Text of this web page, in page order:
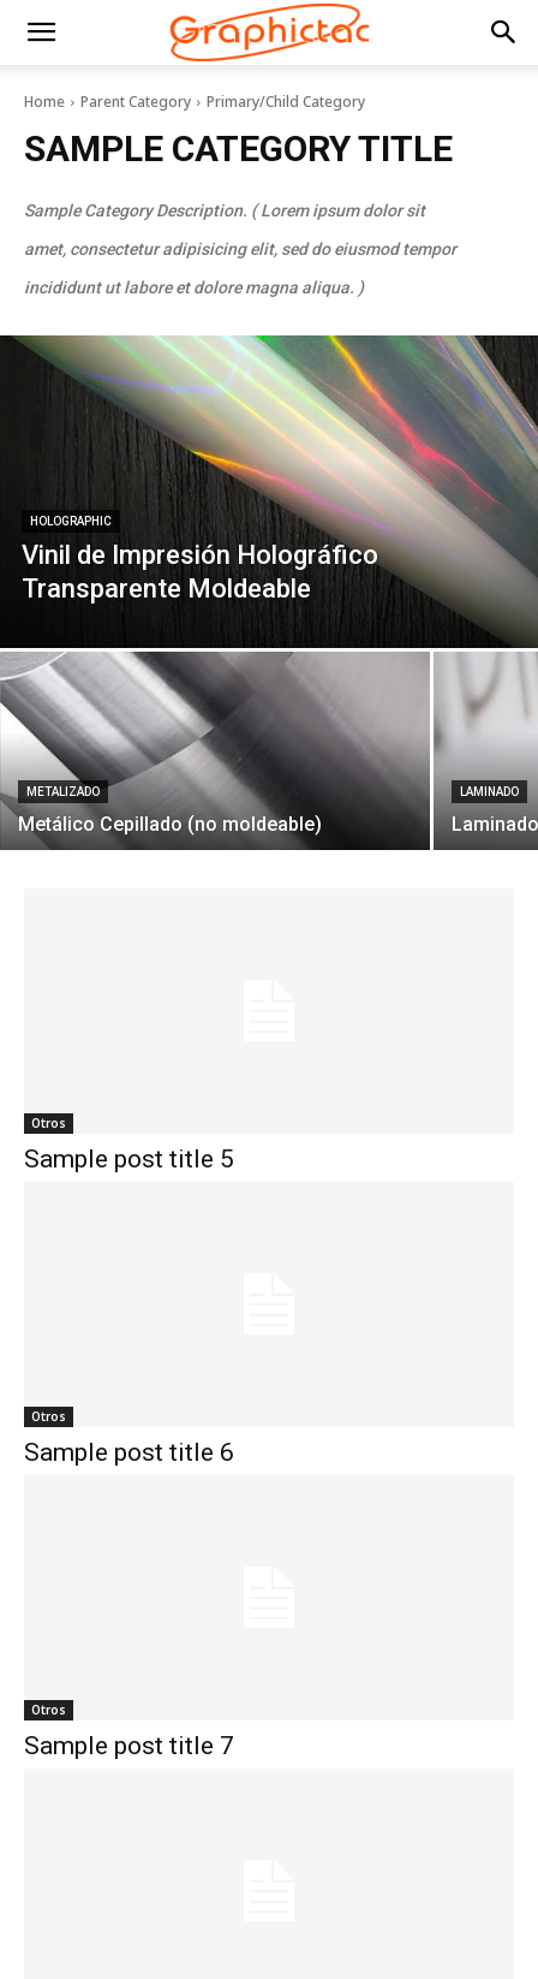
Home Parent Category Primary/Child Category
SAMPLE CATEGORY TITLE
Sample Category Description. ( Lorem ipsum dolor sit
amet, consectetur adipisicing elit, sed do eiusmod tempor
incididunt ut labore et dolore magna aliqua. )
HOLOGRAPHIC
Vinil de Impresión Holográfico
Transparente Moldeable
METALIZADO
Metálico Cepillado (no moldeable)
LAMINADO
Otros
Sample post title 5
Otros
Sample post title 6
Otros
Sample post title 7